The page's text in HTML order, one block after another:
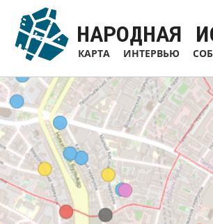
Перейти
основному
содержанию НАРОДНАЯ
навигация
КАРТА ИНТЕРВЬЮ